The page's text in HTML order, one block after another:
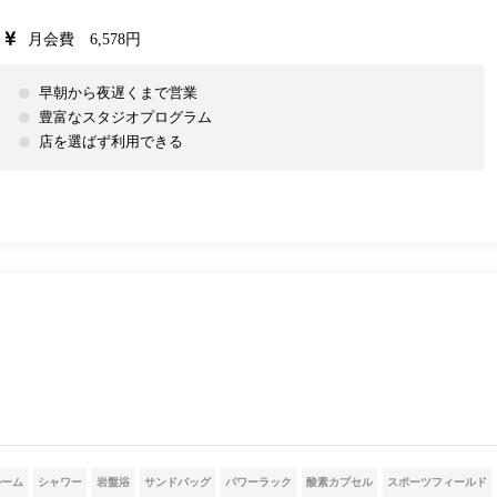
月会費 6,578円
早朝から夜遅くまで営業
豊富なスタジオプログラム
店を選ばず利用できる
ム シャワー 岩盤浴 サンドバッグ パワーラック 酸素カプセル スポーツフィールド